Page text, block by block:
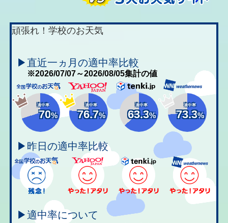
頑張れ！学校のお天気
▶直近一ヵ月の適中率比較
※2026/07/07～2026/08/05集計の値
適中率
70%
適中率
76.7%
適中率
63.3%
適中率
73.3%
▶昨日の適中率比較
▶適中率について